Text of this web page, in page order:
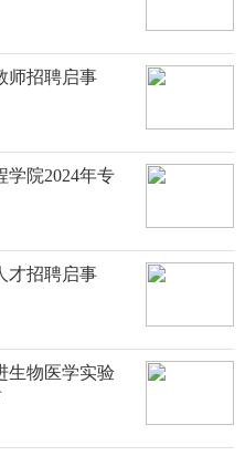
师招聘启事
学院2024年专
才招聘启事
生物医学实验